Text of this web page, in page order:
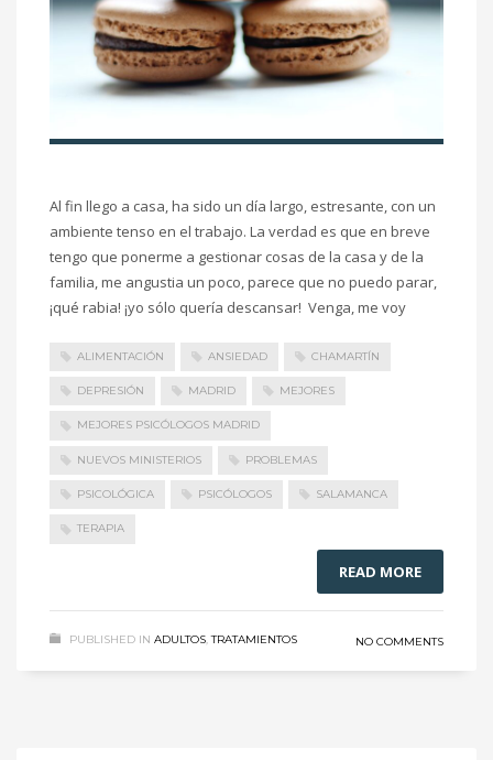
Al fin llego a casa, ha sido un día largo, estresante, con un
ambiente tenso en el trabajo. La verdad es que en breve
tengo que ponerme a gestionar cosas de la casa y de la
familia, me angustia un poco, parece que no puedo parar,
¡qué rabia! ¡yo sólo quería descansar! Venga, me voy
ALIMENTACIÓN ANSIEDAD CHAMARTÍN
DEPRESIÓN MADRID MEJORES
MEJORES PSICÓLOGOS MADRID
NUEVOS MINISTERIOS PROBLEMAS
PSICOLÓGICA PSICÓLOGOS SALAMANCA
TERAPIA
READ MORE
PUBLISHED IN ADULTOS,TRATAMIENTOS NO COMMENTS